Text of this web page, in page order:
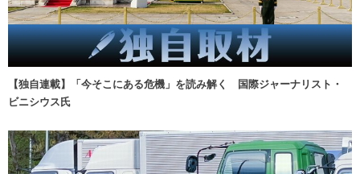
【独自連載】「今そこにある危機」を読み解く 国際ジャーナリスト・
ビニシウス氏